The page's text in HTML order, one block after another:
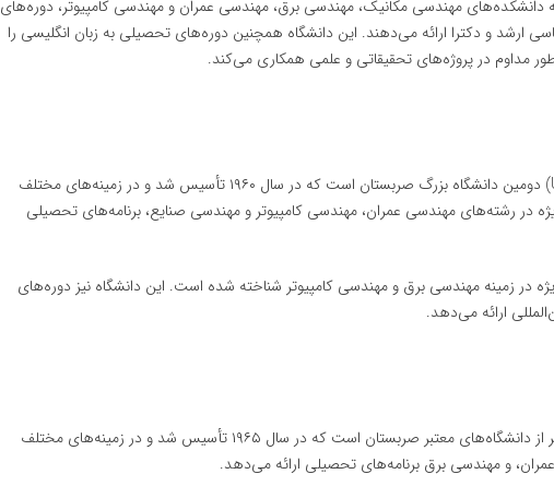
دانشکده‌های مهندسی مکانیک، مهندسی برق، مهندسی عمران و مهندسی کامپیوتر، دوره‌های
ارشد و دکترا ارائه می‌دهند. این دانشگاه همچنین دوره‌های تحصیلی به زبان انگلیسی را
مداوم در پروژه‌های تحقیقاتی و علمی همکاری می‌کند.
(University of Novi Sad) دومین دانشگاه بزرگ صربستان است که در سال ۱۹۶۰ تأسیس شد و در زمینه‌های مختلف
در رشته‌های مهندسی عمران، مهندسی کامپیوتر و مهندسی صنایع، برنامه‌های تحصیلی
در زمینه مهندسی برق و مهندسی کامپیوتر شناخته شده است. این دانشگاه نیز دوره‌های
ارائه می‌دهد.
(University of Niš) یکی دیگر از دانشگاه‌های معتبر صربستان است که در سال ۱۹۶۵ تأسیس شد و در زمینه‌های مختلف
و مهندسی برق برنامه‌های تحصیلی ارائه می‌دهد.